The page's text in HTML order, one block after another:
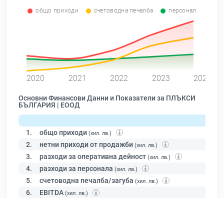
общо приходи счетоводна печалба персонал
2020 2021 2022 2023 2024
Основни Финансови Данни и Показатели за ПЛЪКСИ
БЪЛГАРИЯ | ЕООД
1. общо приходи (хил. лв.)
2. нетни приходи от продажби (хил. лв.)
3. разходи за оперативна дейност (хил. лв.)
4. разходи за персонала (хил. лв.)
5. счетоводна печалба/загуба (хил. лв.)
6. EBITDA (хил. лв.)